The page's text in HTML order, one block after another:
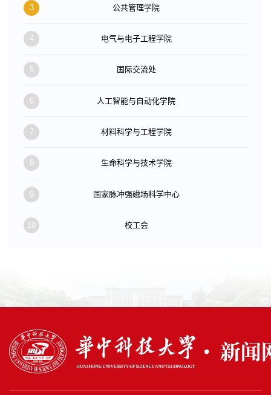
3 公共管理学院
4 电气与电子工程学院
5 国际交流处
6 人工智能与自动化学院
7 材料科学与工程学院
8 生命科学与技术学院
9 国家脉冲强磁场科学中心
10 校工会